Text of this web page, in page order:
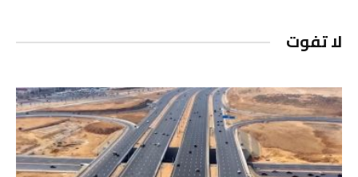
لا تفوت